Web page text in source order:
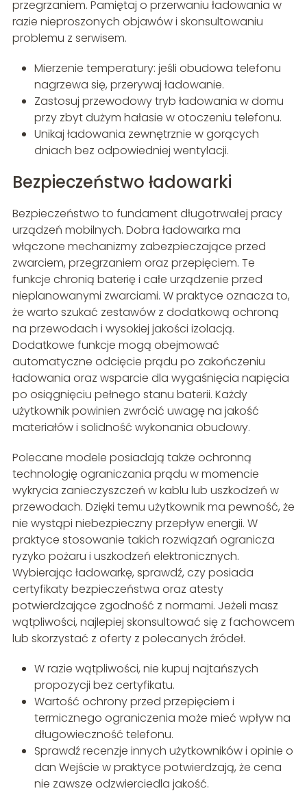
przegrzaniem. Pamiętaj o przerwaniu ładowania w
razie nieproszonych objawów i skonsultowaniu
problemu z serwisem.
Mierzenie temperatury: jeśli obudowa telefonu
nagrzewa się, przerywaj ładowanie.
Zastosuj przewodowy tryb ładowania w domu
przy zbyt dużym hałasie w otoczeniu telefonu.
Unikaj ładowania zewnętrznie w gorących
dniach bez odpowiedniej wentylacji.
Bezpieczeństwo ładowarki
Bezpieczeństwo to fundament długotrwałej pracy
urządzeń mobilnych. Dobra ładowarka ma
włączone mechanizmy zabezpieczające przed
zwarciem, przegrzaniem oraz przepięciem. Te
funkcje chronią baterię i całe urządzenie przed
nieplanowanymi zwarciami. W praktyce oznacza to,
że warto szukać zestawów z dodatkową ochroną
na przewodach i wysokiej jakości izolacją.
Dodatkowe funkcje mogą obejmować
automatyczne odcięcie prądu po zakończeniu
ładowania oraz wsparcie dla wygaśnięcia napięcia
po osiągnięciu pełnego stanu baterii. Każdy
użytkownik powinien zwrócić uwagę na jakość
materiałów i solidność wykonania obudowy.
Polecane modele posiadają także ochronną
technologię ograniczania prądu w momencie
wykrycia zanieczyszczeń w kablu lub uszkodzeń w
przewodach. Dzięki temu użytkownik ma pewność, że
nie wystąpi niebezpieczny przepływ energii. W
praktyce stosowanie takich rozwiązań ogranicza
ryzyko pożaru i uszkodzeń elektronicznych.
Wybierając ładowarkę, sprawdź, czy posiada
certyfikaty bezpieczeństwa oraz atesty
potwierdzające zgodność z normami. Jeżeli masz
wątpliwości, najlepiej skonsultować się z fachowcem
lub skorzystać z oferty z polecanych źródeł.
W razie wątpliwości, nie kupuj najtańszych
propozycji bez certyfikatu.
Wartość ochrony przed przepięciem i
termicznego ograniczenia może mieć wpływ na
długowieczność telefonu.
Sprawdź recenzje innych użytkowników i opinie o
dan Wejście w praktyce potwierdzają, że cena
nie zawsze odzwierciedla jakość.